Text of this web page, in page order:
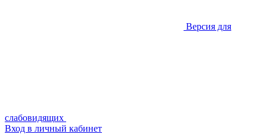
Версия для
слабовидящих
Вход в личный кабинет